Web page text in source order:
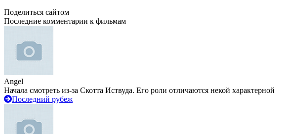
Поделиться сайтом
Последние комментарии к фильмам
Angel
Начала смотреть из-за Скотта Иствуда. Его роли отличаются некой характерной
Последний рубеж